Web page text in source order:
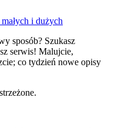
sposób? Szukasz
serwis! Malujcie,
co tydzień nowe opisy